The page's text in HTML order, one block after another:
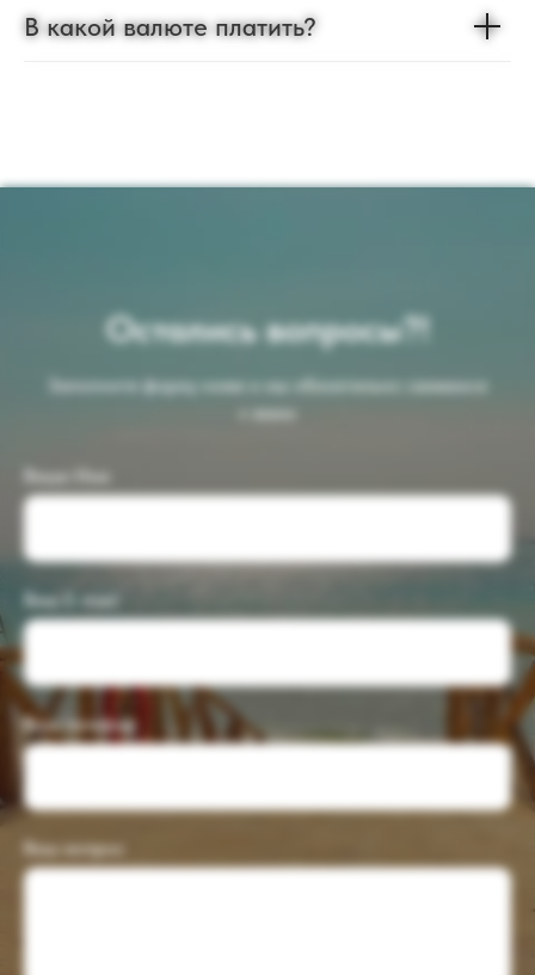
В какой валюте платить?
Остались вопросы?!
Заполните форму ниже и мы обязательно свяжемся
с вами
Ваше Имя
Ваш E-mail
Ваш телефон
Ваш вопрос